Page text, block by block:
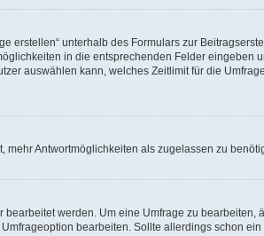
erstellen“ unterhalb des Formulars zur
in die entsprechenden Felder eingeben
auswählen kann, welches Zeitlimit für die
Antwortmöglichkeiten als zugelassen zu
werden. Um eine Umfrage zu
bearbeiten. Sollte allerdings schon